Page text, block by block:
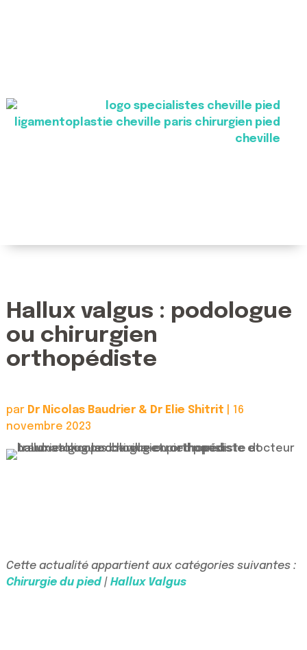
Hallux valgus : podologue
ou chirurgien
orthopédiste
par Dr Nicolas Baudrier & Dr Elie Shitrit
16
novembre 2023
Cette actualité appartient aux catégories suivantes :
Chirurgie du pied| Hallux Valgus